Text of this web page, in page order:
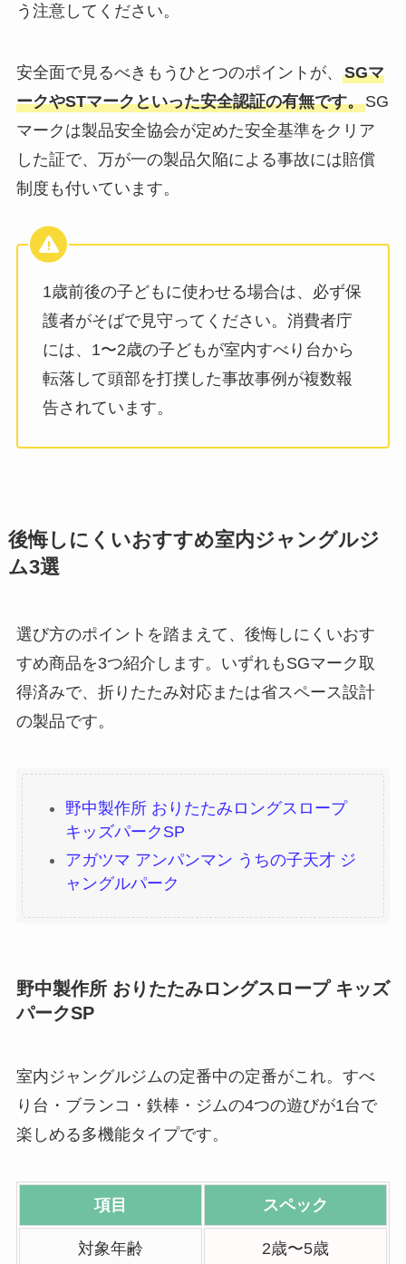
う注意してください。
安全面で見るべきもうひとつのポイントが、 SGマ
ークやSTマークといった安全認証の有無です。SG
マークは製品安全協会が定めた安全基準をクリア
した証で、万が一の製品欠陥による事故には賠償
制度も付いています。
1歳前後の子どもに使わせる場合は、必ず保
護者がそばで見守ってください。消費者庁
には、1〜2歳の子どもが室内すべり台から
転落して頭部を打撲した事故事例が複数報
告されています。
後悔しにくいおすすめ室内ジャングルジ
ム3選
選び方のポイントを踏まえて、後悔しにくいおす
すめ商品を3つ紹介します。いずれもSGマーク取
得済みで、折りたたみ対応または省スペース設計
の製品です。
野中製作所 おりたたみロングスロープ
キッズパークSP
アガツマ アンパンマン うちの子天才 ジ
ャングルパーク
野中製作所 おりたたみロングスロープ キッズ
パークSP
室内ジャングルジムの定番中の定番がこれ。すべ
り台・ブランコ・鉄棒・ジムの4つの遊びが1台で
楽しめる多機能タイプです。
項目 スペック
対象年齢 2歳〜5歳